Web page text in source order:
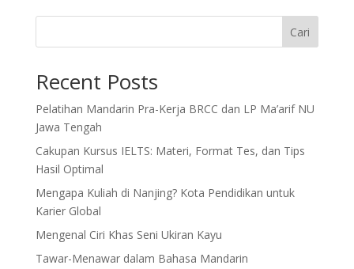
Cari
Recent Posts
Pelatihan Mandarin Pra-Kerja BRCC dan LP Ma’arif NU
Jawa Tengah
Cakupan Kursus IELTS: Materi, Format Tes, dan Tips
Hasil Optimal
Mengapa Kuliah di Nanjing? Kota Pendidikan untuk
Karier Global
Mengenal Ciri Khas Seni Ukiran Kayu
Tawar-Menawar dalam Bahasa Mandarin